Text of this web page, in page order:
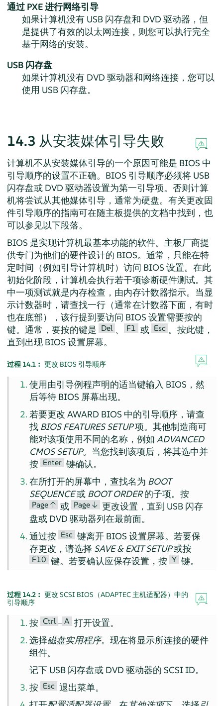
通过 PXE 进行网络引导
如果计算机没有 USB 闪存盘和 DVD 驱动器，但
是提供了有效的以太网连接，则您可以执行完全
基于网络的安装。
USB 闪存盘
如果计算机没有 DVD 驱动器和网络连接，您可以
使用 USB 闪存盘。
14.3 从安装媒体引导失败
计算机不从安装媒体引导的一个原因可能是 BIOS 中
引导顺序的设置不正确。BIOS 引导顺序必须将 USB
闪存盘或 DVD 驱动器设置为第一引导项。否则计算
机将尝试从其他媒体引导，通常为硬盘。有关更改固
件引导顺序的指南可在随主板提供的文档中找到，也
可以参见以下段落。
BIOS 是实现计算机最基本功能的软件。主板厂商提
供专门为他们的硬件设计的 BIOS。通常，只能在特
定时间（例如引导计算机时）访问 BIOS 设置。在此
初始化阶段，计算机会执行若干项诊断硬件测试。其
中一项测试就是内存检查，由内存计数器指示。当显
示计数器时，请查找一行（通常在计数器下面，有时
也在底部），该行提到要访问 BIOS 设置需要按的
键。通常，要按的键是 Del 、 F1 或 Esc 。按此键，
直到出现 BIOS 设置屏幕。
过程 14.1︰ 更改 BIOS 引导顺序
使用由引导例程声明的适当键输入 BIOS，然
后等待 BIOS 屏幕出现。
若要更改 AWARD BIOS 中的引导顺序，请查
找 BIOS FEATURES SETUP项。其他制造商可
能对该项使用不同的名称，例如 ADVANCED
CMOS SETUP。当您找到该项后，将其选中并
按 Enter 键确认。
在所打开的屏幕中，查找名为 BOOT
SEQUENCE或 BOOT ORDER的子项。按
Page ↑ 或 Page ↓ 更改设置，直到 USB 闪存
盘或 DVD 驱动器列在最前面。
通过按 Esc 键离开 BIOS 设置屏幕。若要保
存更改，请选择 SAVE & EXIT SETUP或按
F10 键。若要确认应保存设置，按 Y 键。
过程 14.2︰ 更改 SCSI BIOS（ADAPTEC 主机适配器）中的
引导顺序
按 Ctrl – A 打开设置。
选择磁盘实用程序。现在将显示所连接的硬件
组件。
记下 USB 闪存盘或 DVD 驱动器的 SCSI ID。
按 Esc 退出菜单。